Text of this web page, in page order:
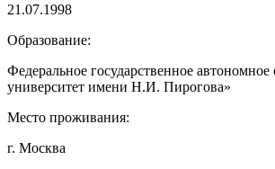
21.07.1998
Образование:
Федеральное государственное
университет имени Н.И. Пирогова»
Место проживания:
г. Москва